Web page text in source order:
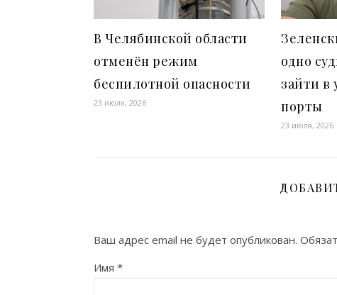
В Челябинской области
отменён режим
беспилотной опасности
25 июля, 2026
одно
зайти в
порты
23 июля, 2026
Ваш адрес email не будет опубликован.
Имя *